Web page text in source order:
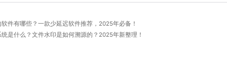
件有哪些？一款少延迟软件推荐，2025年必备！
是什么？文件水印是如何溯源的？2025年新整理！